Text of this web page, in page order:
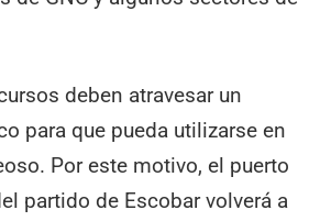
deben atravesar un
para que pueda utilizarse en
Por este motivo, el puerto
partido de Escobar volverá a